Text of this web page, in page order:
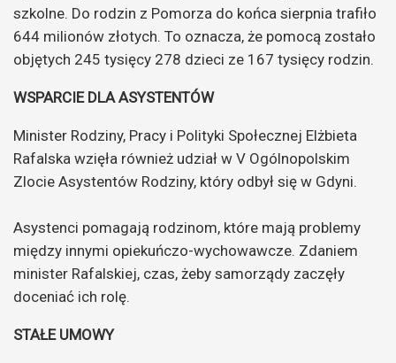
szkolne. Do rodzin z Pomorza do końca sierpnia trafiło
644 milionów złotych. To oznacza, że pomocą zostało
objętych 245 tysięcy 278 dzieci ze 167 tysięcy rodzin.
WSPARCIE DLA ASYSTENTÓW
Minister Rodziny, Pracy i Polityki Społecznej Elżbieta
Rafalska wzięła również udział w V Ogólnopolskim
Zlocie Asystentów Rodziny, który odbył się w Gdyni.
Asystenci pomagają rodzinom, które mają problemy
między innymi opiekuńczo-wychowawcze. Zdaniem
minister Rafalskiej, czas, żeby samorządy zaczęły
doceniać ich rolę.
STAŁE UMOWY